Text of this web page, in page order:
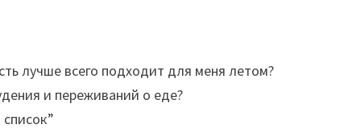
лучше всего подходит для меня летом?
и переживаний о еде?